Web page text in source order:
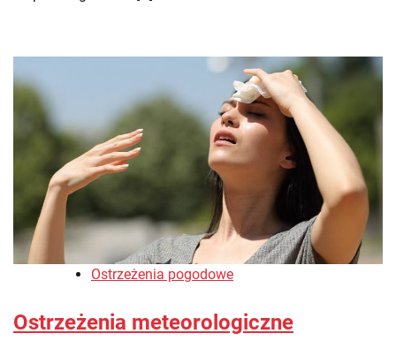
Ostrzeżenia pogodowe
Ostrzeżenia meteorologiczne